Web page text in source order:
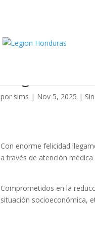
por sims | Nov 5, 2025 |
Con enorme felicidad
a través de atención
Comprometidos en la
situación socioeconómica,